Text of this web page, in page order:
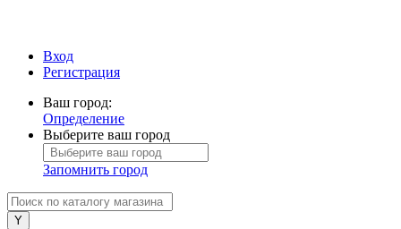
Вход
Регистрация
Ваш город:
Определение
Выберите ваш город
Запомнить город